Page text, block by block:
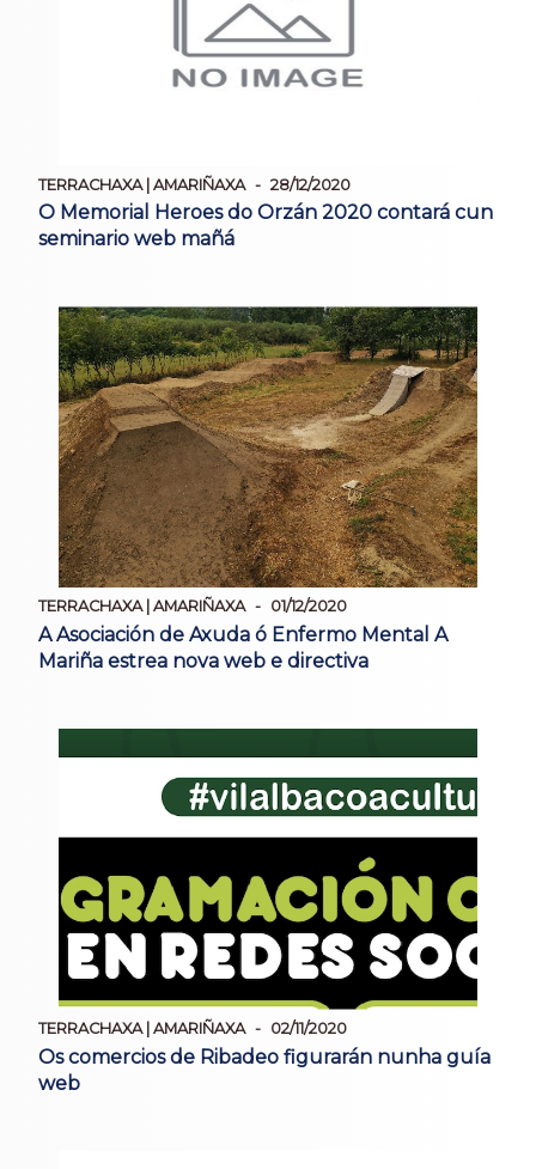
TERRACHAXA | AMARIÑAXA 28/12/2020
O Memorial Heroes do Orzán 2020 contará cun
seminario web mañá
TERRACHAXA | AMARIÑAXA 01/12/2020
A Asociación de Axuda ó Enfermo Mental A
Mariña estrea nova web e directiva
TERRACHAXA | AMARIÑAXA 02/11/2020
Os comercios de Ribadeo figurarán nunha guía
web